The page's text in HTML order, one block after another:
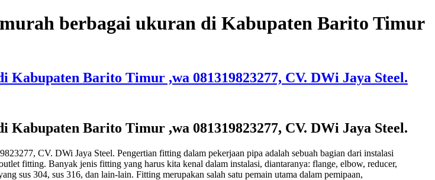
berbagai ukuran di Kabupaten Barito Timur
Barito Timur ,wa 081319823277, CV. DWi Jaya Steel.
Barito Timur ,wa 081319823277, CV. DWi Jaya Steel.
CV. DWi Jaya Steel. Pengertian fitting dalam pekerjaan pipa adalah sebuah bagian dari instalasi
fitting. Banyak jenis fitting yang harus kita kenal dalam instalasi, diantaranya: flange, elbow, reducer,
sus 304, sus 316, dan lain-lain. Fitting merupakan salah satu pemain utama dalam pemipaan,